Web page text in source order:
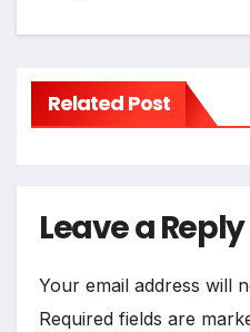
Related Post
Leave a Reply
Your email address will
Required fields are